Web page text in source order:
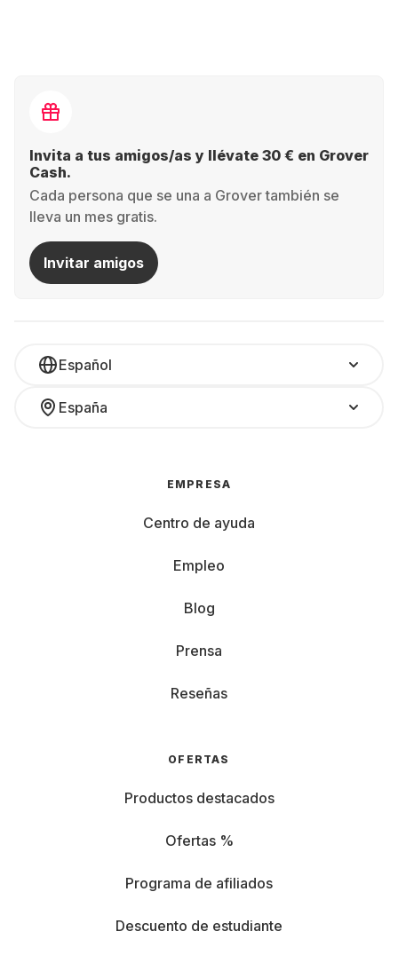
Invita a tus amigos/as y llévate 30 € en Grover
Cash.
Cada persona que se una a Grover también se
lleva un mes gratis.
Invitar amigos
Español
España
EMPRESA
Centro de ayuda
Empleo
Blog
Prensa
Reseñas
OFERTAS
Productos destacados
Ofertas %
Programa de afiliados
Descuento de estudiante